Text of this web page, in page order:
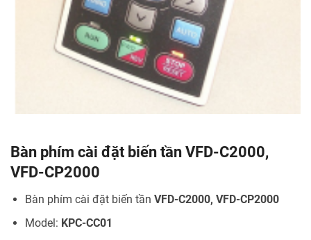
Bàn phím cài đặt biến tần VFD-C2000,
VFD-CP2000
Bàn phím cài đặt biến tần VFD-C2000, VFD-CP2000
Model: KPC-CC01